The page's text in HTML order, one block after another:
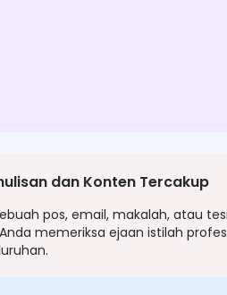
dan Konten Tercakup
pos, email, makalah, atau
memeriksa ejaan istilah